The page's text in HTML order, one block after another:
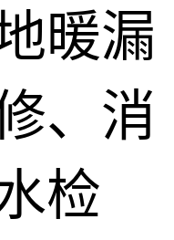
暖漏
、消
检